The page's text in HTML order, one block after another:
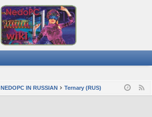
NEDOPC IN RUSSIAN Ternary (RUS)